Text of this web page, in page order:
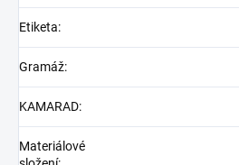
Etiketa:
Gramáž:
KAMARAD:
Materiálové